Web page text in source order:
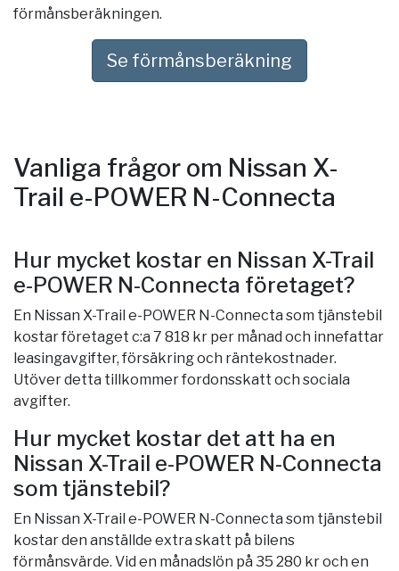
förmånsberäkningen.
Se förmånsberäkning
Vanliga frågor om Nissan X-
Trail e-POWER N-Connecta
Hur mycket kostar en Nissan X-Trail
e-POWER N-Connecta företaget?
En Nissan X-Trail e-POWER N-Connecta som tjänstebil
kostar företaget c:a 7 818 kr per månad och innefattar
leasingavgifter, försäkring och räntekostnader.
Utöver detta tillkommer fordonsskatt och sociala
avgifter.
Hur mycket kostar det att ha en
Nissan X-Trail e-POWER N-Connecta
som tjänstebil?
En Nissan X-Trail e-POWER N-Connecta som tjänstebil
kostar den anställde extra skatt på bilens
förmånsvärde. Vid en månadslön på 35 280 kr och en